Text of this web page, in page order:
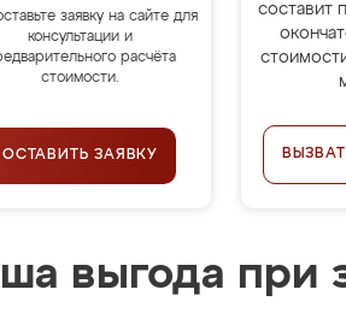
заявку на сайте для
консультации и
расчёта
стоимости.
ОСТАВИТЬ ЗАЯВКУ
составит
выгода при